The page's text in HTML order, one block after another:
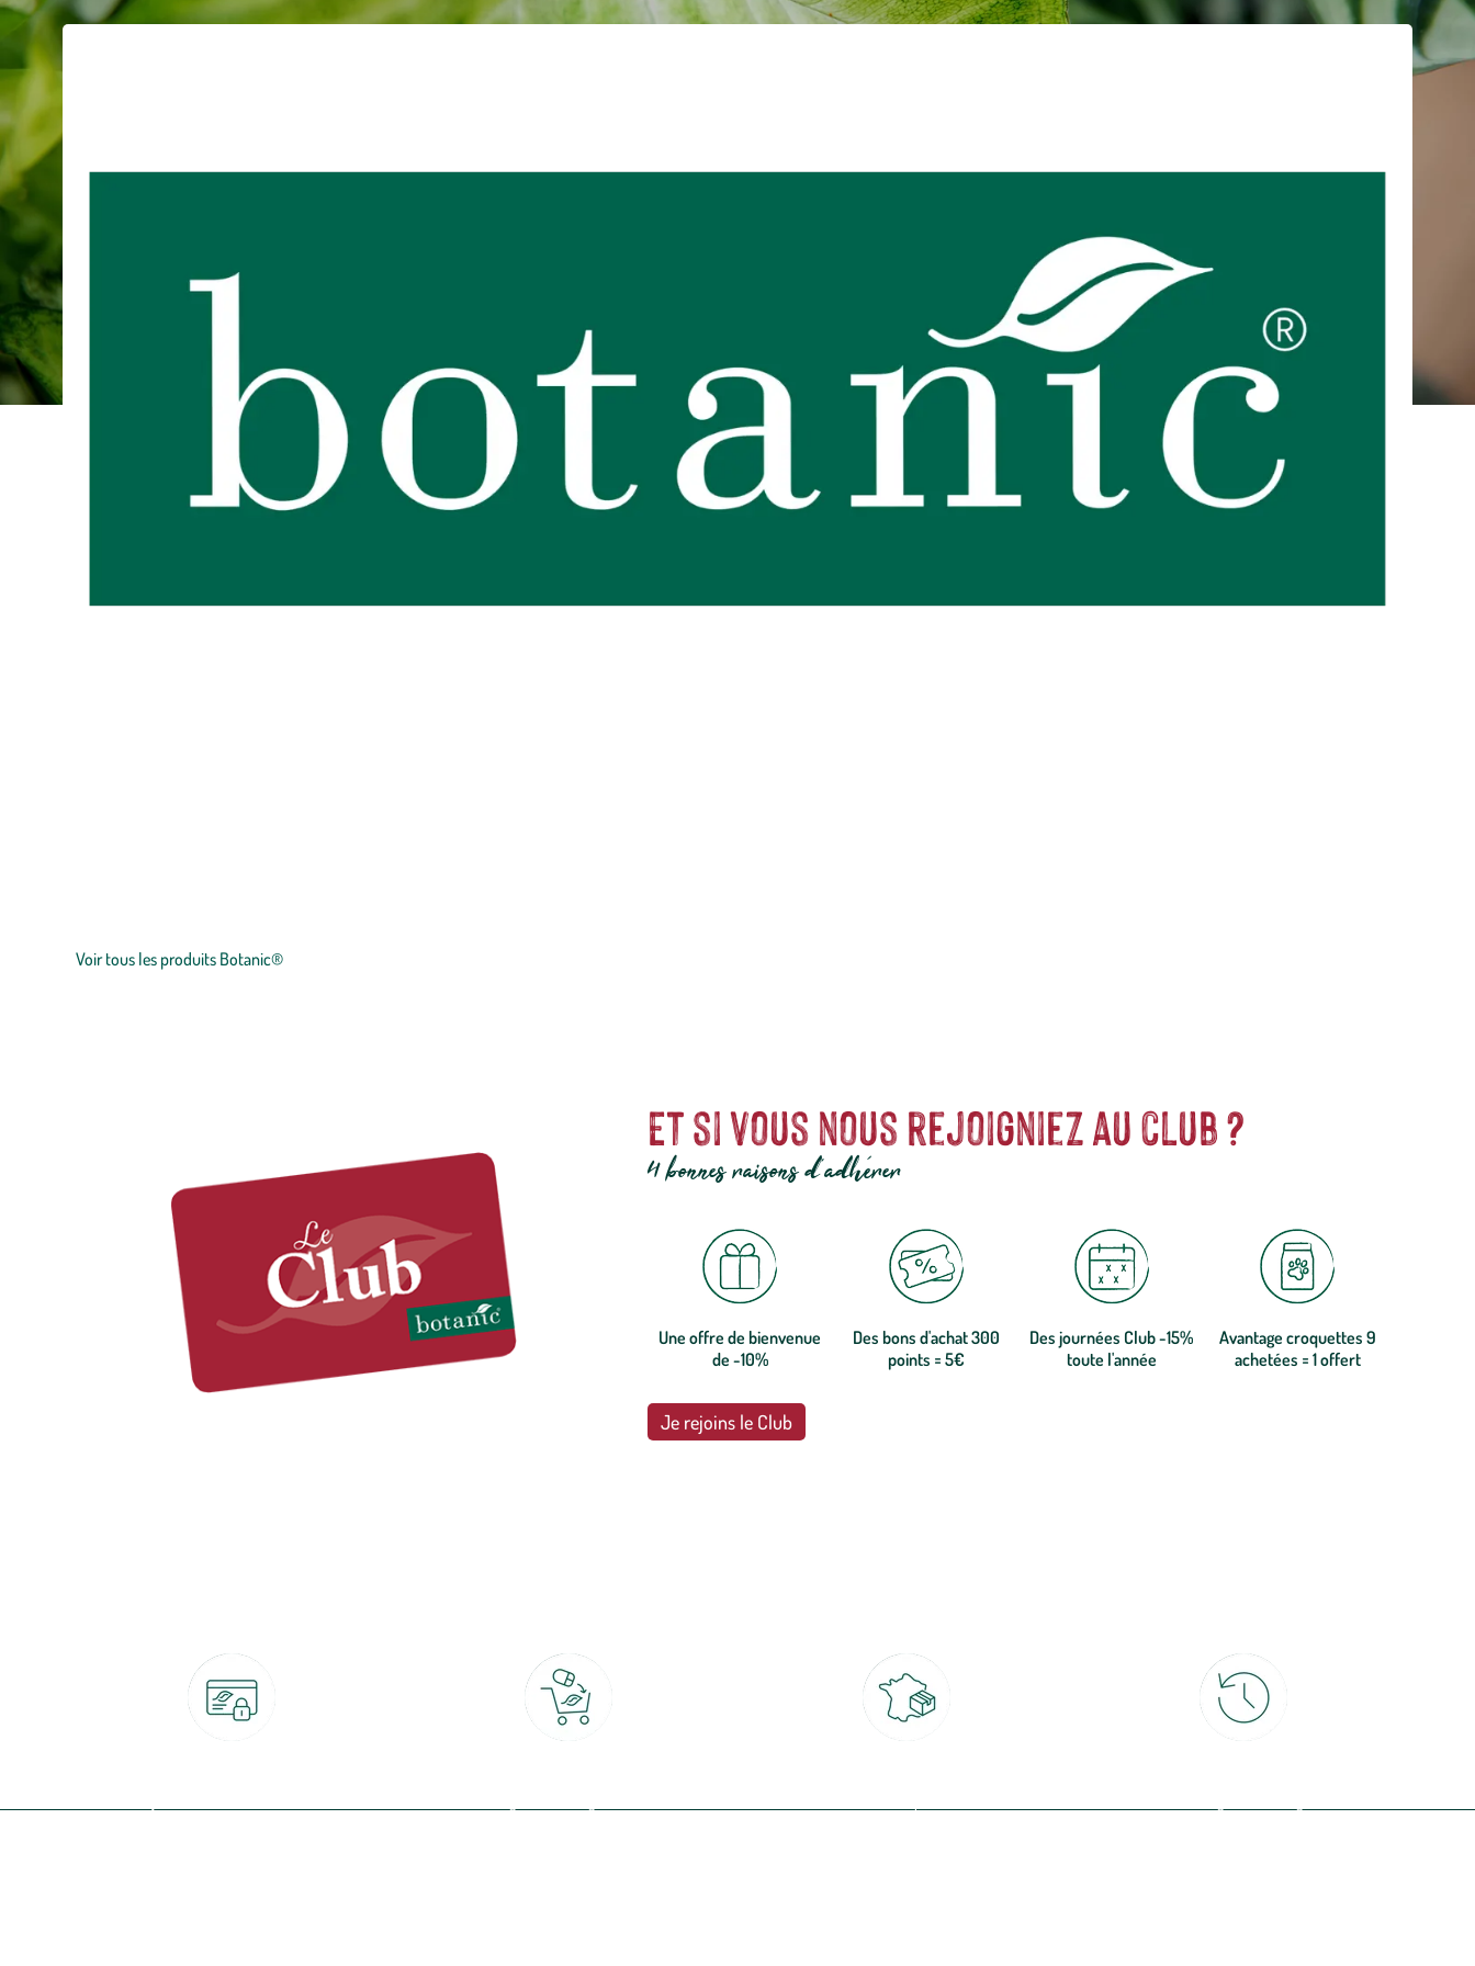
Voir tous les produits Botanic®
Et si vous nous rejoigniez au club ?
4 bonnes raisons d'adhérer
Une offre de bienvenue
de -10%
Des bons d'achat 300
points = 5€
Des journées Club -15%
toute l'année
Avantage croquettes 9
achetées = 1 offert
Je rejoins le Club